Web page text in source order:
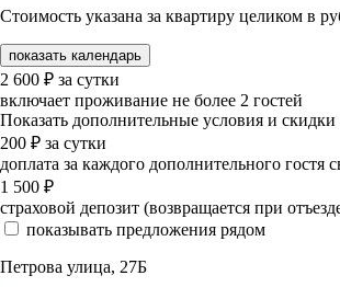
Стоимость указана за квартиру целиком в
показать календарь
2 600 ₽ за сутки
включает проживание не более 2 гостей
Показать дополнительные условия и скидки
200 ₽ за сутки
доплата за каждого дополнительного гостя
1 500 ₽
страховой депозит (возвращается при
показывать предложения рядом
Петрова улица, 27Б